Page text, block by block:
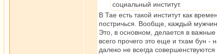
социальный институт.
В Тае есть такой институт как
постричься. Вообще, каждый
Это, в основном, делается в
всего прочего это еще и тхам бун -
далеко не всегда